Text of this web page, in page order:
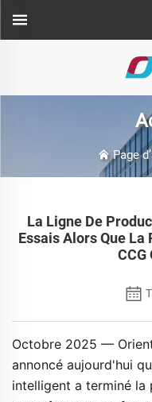
Page
La Ligne De
Essais Alors Que
Octobre 2025 —
annoncé aujourd'hui
intelligent a terminé la